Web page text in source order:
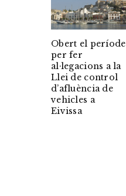
Obert el període
per fer
al·legacions a la
Llei de control
d’afluència de
vehicles a
Eivissa